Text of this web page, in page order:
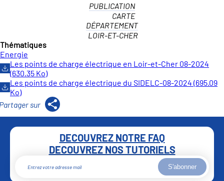
PUBLICATION
CARTE
DÉPARTEMENT
LOIR-ET-CHER
Thématiques
Energie
Les points de charge électrique en Loir-et-Cher 08-2024
(630.35 Ko)
Les points de charge électrique du SIDELC-08-2024 (695.09
Ko)
DECOUVREZ NOTRE FAQ
DECOUVREZ NOS TUTORIELS
S'abonner